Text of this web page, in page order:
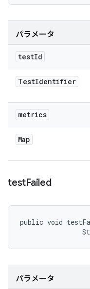
パラメータ
testId
TestIdentifier
metrics
Map
testFailed
public void
パラメータ